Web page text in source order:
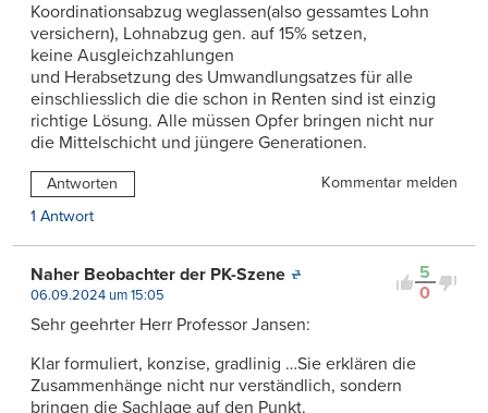
Koordinationsabzug weglassen(also gessamtes Lohn
versichern), Lohnabzug gen. auf 15% setzen,
keine Ausgleichzahlungen
und Herabsetzung des Umwandlungsatzes für alle
einschliesslich die die schon in Renten sind ist einzig
richtige Lösung. Alle müssen Opfer bringen nicht nur
die Mittelschicht und jüngere Generationen.
Antworten
Kommentar melden
1 Antwort
5
0
Naher Beobachter der PK-Szene
06.09.2024 um 15:05
Sehr geehrter Herr Professor Jansen:
Klar formuliert, konzise, gradlinig …Sie erklären die
Zusammenhänge nicht nur verständlich, sondern
bringen die Sachlage auf den Punkt.